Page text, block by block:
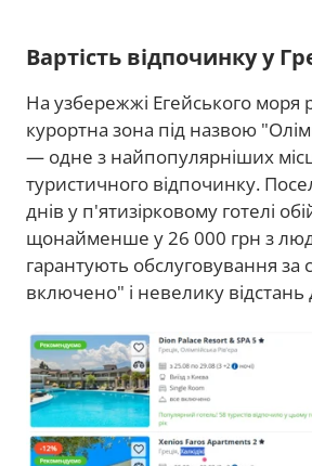
Вартість відпочинку у
На узбережжі Егейського моря
курортна зона під назвою
— одне з найпопулярніших
туристичного відпочинку.
днів у п'ятизірковому готелі
щонайменше у 26 000 грн з
гарантують обслуговування за
включено" і невелику